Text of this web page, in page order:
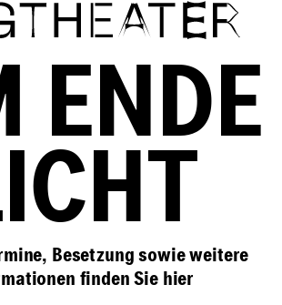
ENDE
Besetzung sowie weitere
finden Sie hier